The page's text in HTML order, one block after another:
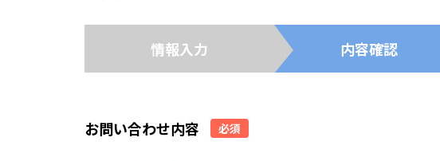
情報入力 内容確認
お問い合わせ内容 必須